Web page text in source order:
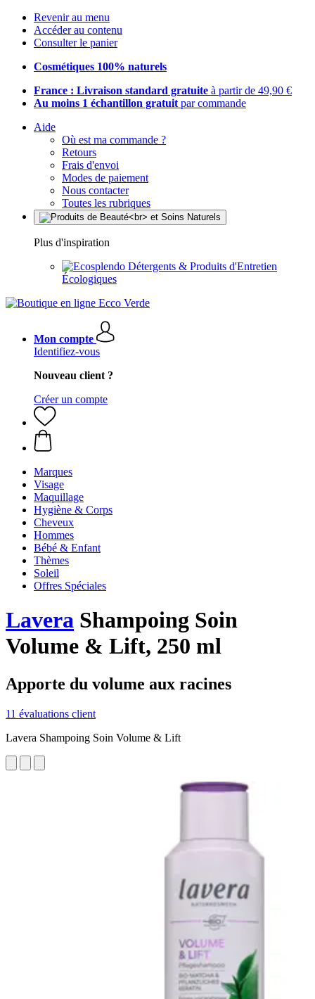
Revenir au menu
Accéder au contenu
Consulter le panier
Cosmétiques 100% naturels
France : Livraison standard gratuite à partir de 49,90 €
Au moins 1 échantillon gratuit par commande
Aide
Où est ma commande ?
Retours
Frais d'envoi
Modes de paiement
Nous contacter
Toutes les rubriques
Plus d'inspiration
Détergents & Produits d'Entretien
Écologiques
Mon compte
Identifiez-vous
Nouveau client ?
Créer un compte
Marques
Visage
Maquillage
Hygiène & Corps
Cheveux
Hommes
Bébé & Enfant
Thèmes
Soleil
Offres Spéciales
Lavera Shampoing Soin
Volume & Lift, 250 ml
Apporte du volume aux racines
11 évaluations client
Lavera Shampoing Soin Volume & Lift